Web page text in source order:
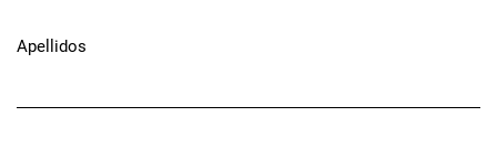
Apellidos